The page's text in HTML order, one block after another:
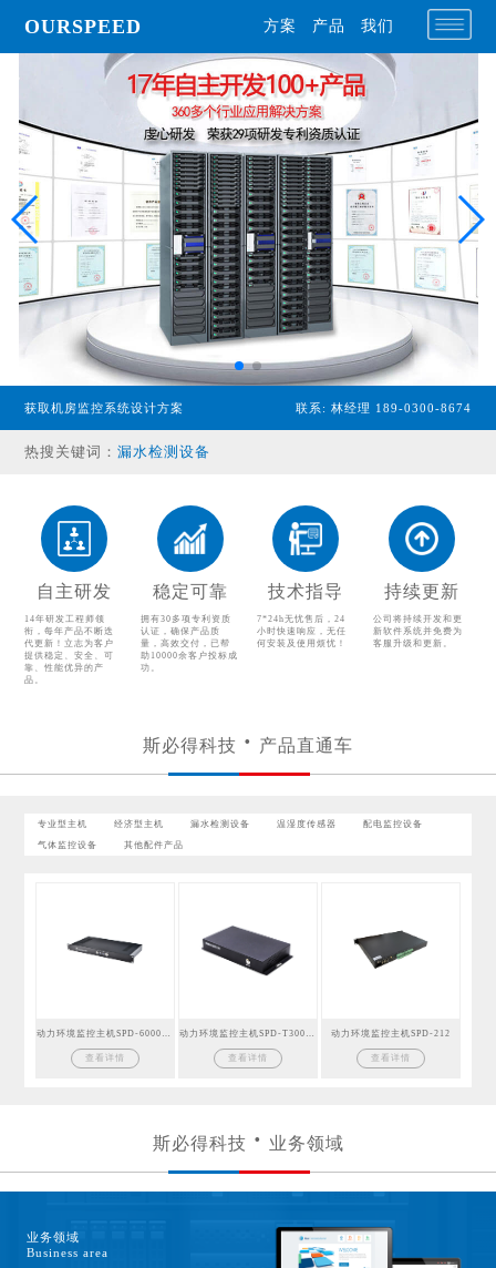
OURSPEED 方案 产品 我们
获取机房监控系统设计方案 联系: 林经理 189-0300-8674
热搜关键词：
专业型主机
漏水检测设备
配电监控设备
气体监控设备
其他配件产品
自主研发
14年研发工程师领
衔，每年产品不断迭
代更新！立志为客户
提供稳定、安全、可
靠、性能优异的产
品。
稳定可靠
拥有30多项专利资质
认证，确保产品质
量，高效交付，已帮
助10000余客户投标成
功。
技术指导
7*24h无忧售后，24
小时快速响应，无任
何安装及使用烦忧！
持续更新
公司将持续开发和更
新软件系统并免费为
客服升级和更新。
斯必得科技 产品直通车
专业型主机 经济型主机 漏水检测设备 温湿度传感器 配电监控设备
气体监控设备 其他配件产品
查看详情 查看详情
动力环境监控主机SPD-212
查看详情
斯必得科技 业务领域
业务领域
Business area